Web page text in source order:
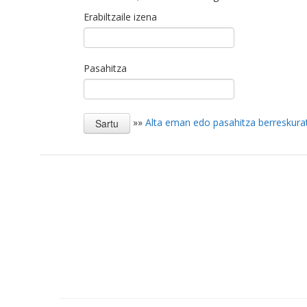
Erabiltzaile izena
Pasahitza
»» Alta eman edo pasahitza